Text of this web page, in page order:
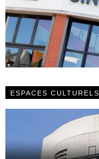
ESPACES CULTURELS